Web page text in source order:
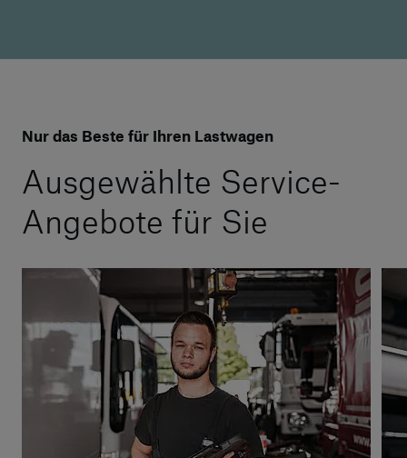
Nur das Beste für Ihren Lastwagen
Ausgewählte Service-
Angebote für Sie